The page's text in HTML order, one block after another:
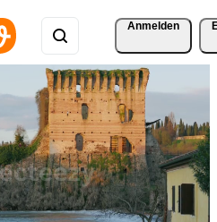
Anmelden